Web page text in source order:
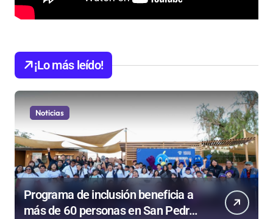
¡Lo más leído!
Noticias
Programa de inclusión beneficia a
más de 60 personas en San Pedro